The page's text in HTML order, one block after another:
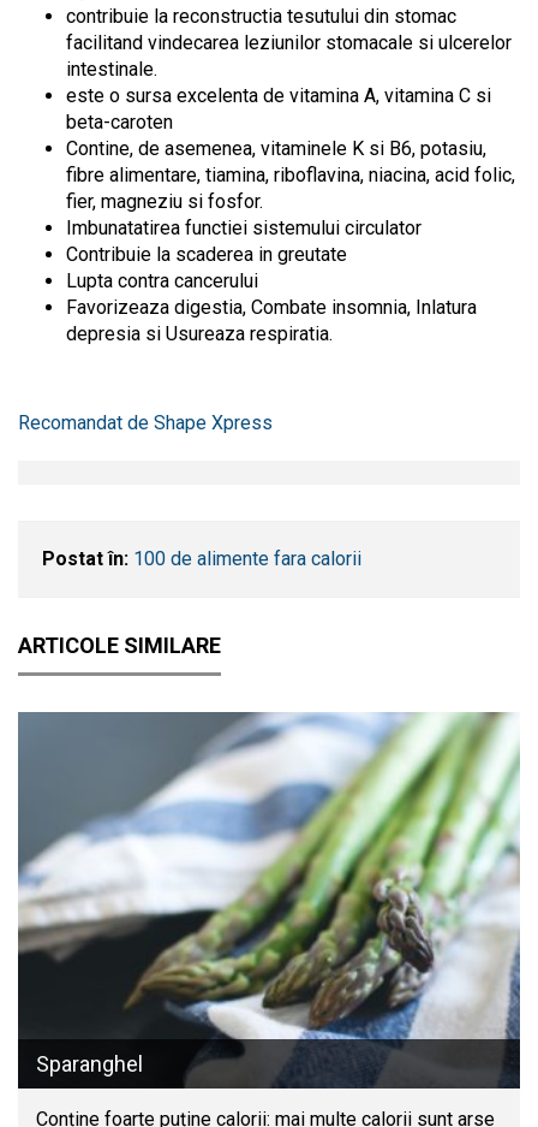
contribuie la reconstructia tesutului din stomac
facilitand vindecarea leziunilor stomacale si ulcerelor
intestinale.
este o sursa excelenta de vitamina A, vitamina C si
beta-caroten
Contine, de asemenea, vitaminele K si B6, potasiu,
fibre alimentare, tiamina, riboflavina, niacina, acid folic,
fier, magneziu si fosfor.
Imbunatatirea functiei sistemului circulator
Contribuie la scaderea in greutate
Lupta contra cancerului
Favorizeaza digestia, Combate insomnia, Inlatura
depresia si Usureaza respiratia.
Recomandat de Shape Xpress
Postat în: 100 de alimente fara calorii
ARTICOLE SIMILARE
Sparanghel
Conține foarte puține calorii: mai multe calorii sunt arse